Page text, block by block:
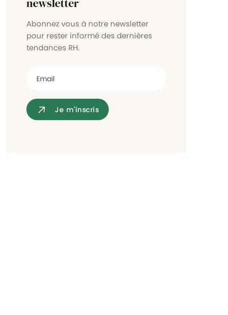
newsletter
Abonnez vous à notre newsletter
pour rester informé des dernières
tendances RH.
Je m'inscris
Contrôle d'accès